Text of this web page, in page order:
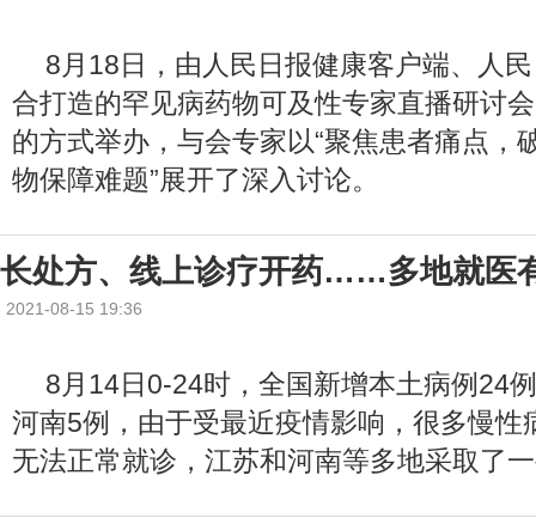
8月18日，由人民日报健康客户端、人
合打造的罕见病药物可及性专家直播研讨
的方式举办，与会专家以“聚焦患者痛点，
物保障难题”展开了深入讨论。
长处方、线上诊疗开药……多地就医
2021-08-15 19:36
8月14日0-24时，全国新增本土病例24
河南5例，由于受最近疫情影响，很多慢性
无法正常就诊，江苏和河南等多地采取了